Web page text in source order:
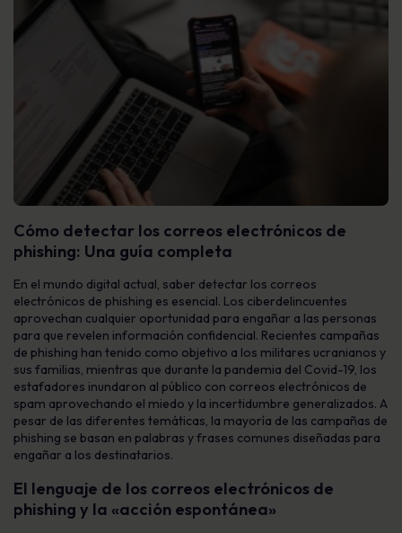
Cómo detectar los correos electrónicos de
phishing: Una guía completa
En el mundo digital actual, saber detectar los correos
electrónicos de phishing es esencial. Los ciberdelincuentes
aprovechan cualquier oportunidad para engañar a las personas
para que revelen información confidencial. Recientes campañas
de phishing han tenido como objetivo a los militares ucranianos y
sus familias, mientras que durante la pandemia del Covid-19, los
estafadores inundaron al público con correos electrónicos de
spam aprovechando el miedo y la incertidumbre generalizados. A
pesar de las diferentes temáticas, la mayoría de las campañas de
phishing se basan en palabras y frases comunes diseñadas para
engañar a los destinatarios.
El lenguaje de los correos electrónicos de
phishing y la «acción espontánea»